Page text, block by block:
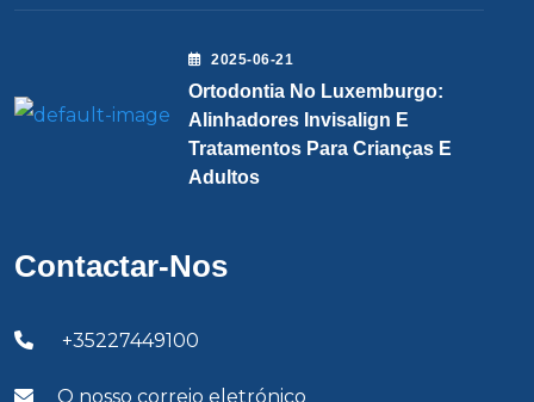
2025-06-21
Ortodontia No Luxemburgo:
Alinhadores Invisalign E
Tratamentos Para Crianças E
Adultos
Contactar-Nos
+35227449100
O nosso correio eletrónico